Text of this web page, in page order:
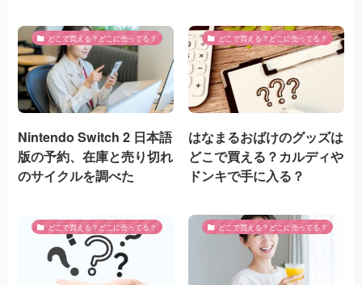
どこで買える？どこに売ってる？
Nintendo Switch 2 日本語
版の予約、在庫と売り切れ
のサイクルを調べた
どこで買える？どこに売ってる？
はなまるおばけのグッズは
どこで買える？カルディや
ドンキで手に入る？
どこで買える？どこに売ってる？ どこで買える？どこに売ってる？